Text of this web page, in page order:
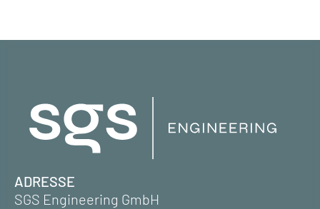
ADRESSE
SGS Engineering GmbH